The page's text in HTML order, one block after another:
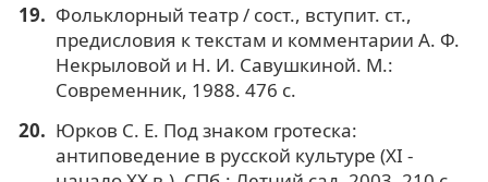
Фольклорный театр / сост., вступит. ст.,
предисловия к текстам и комментарии А. Ф.
Некрыловой и Н. И. Савушкиной. М.:
Современник, 1988. 476 с.
Юрков С. Е. Под знаком гротеска:
антиповедение в русской культуре (XI -